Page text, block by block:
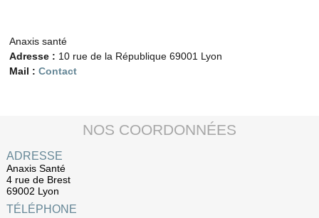
Anaxis santé
Adresse : 10 rue de la République 69001 Lyon
Mail :Contact
NOS COORDONNÉES
ADRESSE
Anaxis Santé
4 rue de Brest
69002 Lyon
TÉLÉPHONE